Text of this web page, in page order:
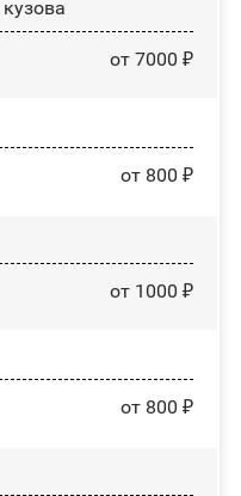
от 7000 ₽
от 800 ₽
от 1000 ₽
от 800 ₽